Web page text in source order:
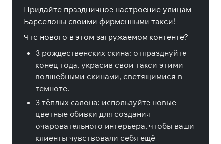
Придайте праздничное настроение улицам
Барселоны своими фирменными такси!
Что нового в этом загружаемом контенте?
3 рождественских скина: отпразднуйте
конец года, украсив свои такси этими
волшебными скинами, светящимися в
темноте.
3 тёплых салона: используйте новые
цветные обивки для создания
очаровательного интерьера, чтобы ваши
клиенты чувствовали себя ещё